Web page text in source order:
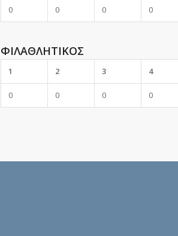
0 0 0 0
ΦΙΛΑΘΛΗΤΙΚΟΣ
1 2 3 4
0 0 0 0